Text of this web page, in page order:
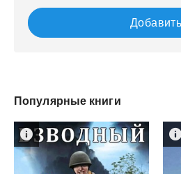
Добавить
Популярные книги